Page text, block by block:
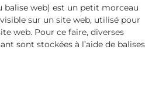
balise web) est un petit morceau
sur un site web, utilisé pour
web. Pour ce faire, diverses
sont stockées à l’aide de balises